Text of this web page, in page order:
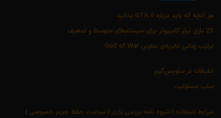
هر آنچه که باید درباره GTA 6 بدانید
25 بازی برتر کامپیوتر برای سیستم‌های متوسط و ضعیف
ترتیب زمانی تجربه‌ی عناوین God of War
تبلیغات در ساویس‌گیم
سلب مسئولیت
شرایط استفاده | شیوه نامه بررسی بازی | سیاست حفظ حریم خصوصی |